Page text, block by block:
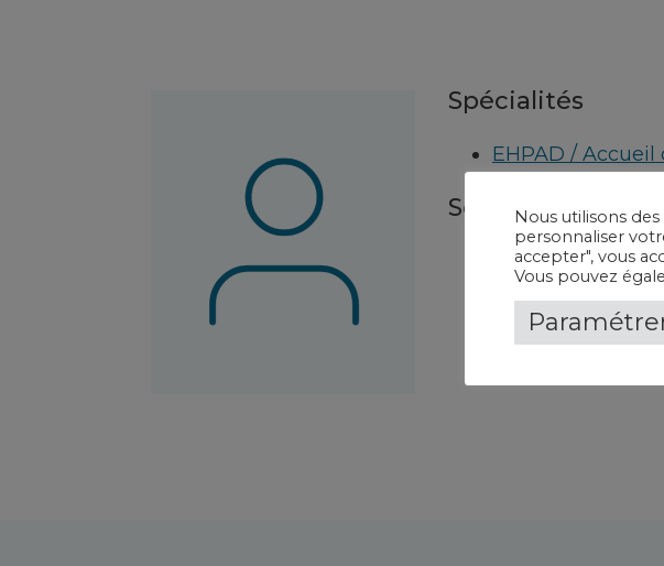
Spécialités
EHPAD /
Service(s) et
Unité de vie
Unité de vie
Unité de vie
Nous utilisons
personnaliser
accepter", vous
Vous pouvez